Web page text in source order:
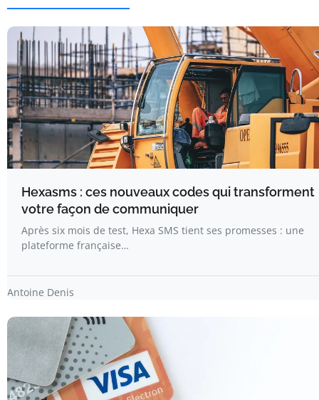
Hexasms : ces nouveaux codes qui transforment
votre façon de communiquer
Après six mois de test, Hexa SMS tient ses promesses : une
plateforme française…
Antoine Denis